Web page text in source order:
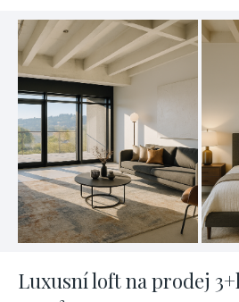
Luxusní loft na prodej